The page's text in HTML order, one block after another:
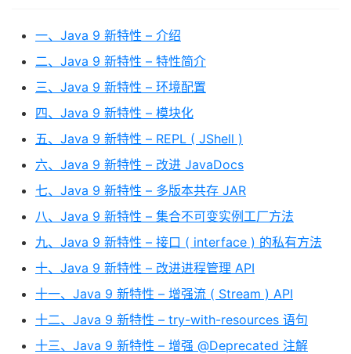
一、Java 9 新特性 – 介绍
二、Java 9 新特性 – 特性简介
三、Java 9 新特性 – 环境配置
四、Java 9 新特性 – 模块化
五、Java 9 新特性 – REPL ( JShell )
六、Java 9 新特性 – 改进 JavaDocs
七、Java 9 新特性 – 多版本共存 JAR
八、Java 9 新特性 – 集合不可变实例工厂方法
九、Java 9 新特性 – 接口 ( interface ) 的私有方法
十、Java 9 新特性 – 改进进程管理 API
十一、Java 9 新特性 – 增强流 ( Stream ) API
十二、Java 9 新特性 – try-with-resources 语句
十三、Java 9 新特性 – 增强 @Deprecated 注解